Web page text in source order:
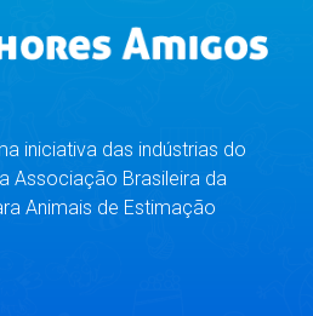
iniciativa das indústrias do
Associação Brasileira da
Animais de Estimação